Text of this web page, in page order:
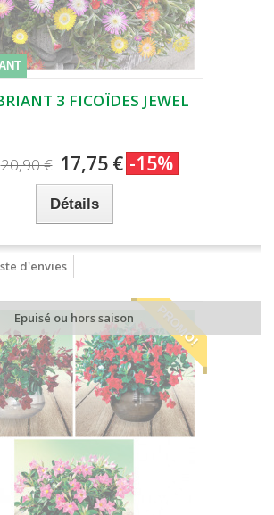
3 FICOÏDES JEWEL
20,90 € 17,75 € -15%
Détails
d'envies
Epuisé ou hors saison PROMO!